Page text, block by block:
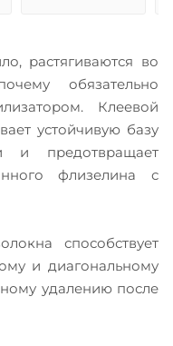
растягиваются во
обязательно
Клеевой
устойчивую базу
и предотвращает
флизелина с
способствует
и диагональному
удалению после